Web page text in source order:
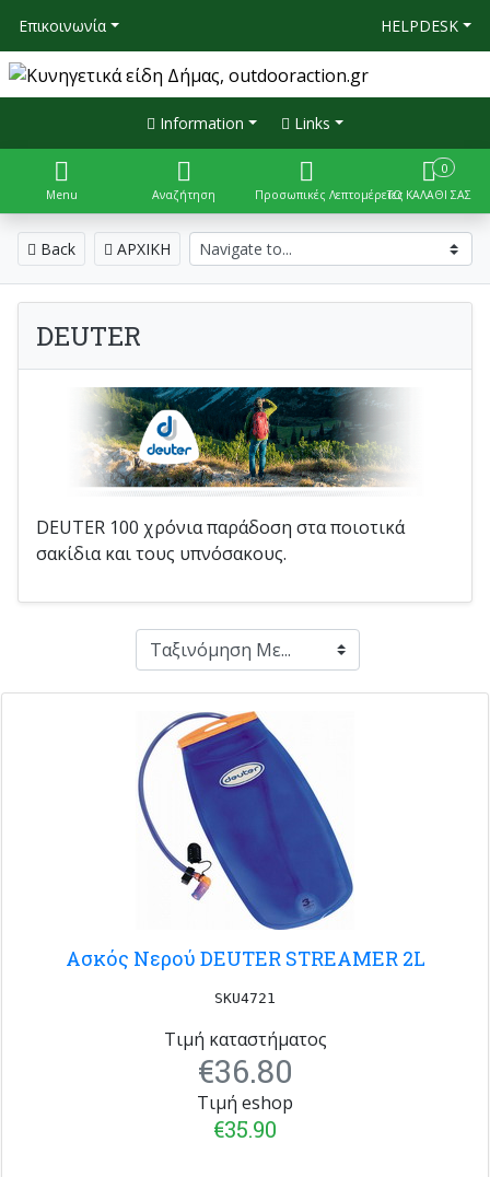
Επικοινωνία HELPDESK
Information Links
Menu Αναζήτηση Προσωπικές Λεπτομέρειες
0
ΤΟ ΚΑΛΑΘΙ ΣΑΣ
Back ΑΡΧΙΚΗ
DEUTER
DEUTER 100 χρόνια παράδοση στα ποιοτικά
σακίδια και τους υπνόσακους.
Ασκός Νερού DEUTER STREAMER 2L
SKU4721
Τιμή καταστήματος
€36.80
Τιμή eshop
€35.90